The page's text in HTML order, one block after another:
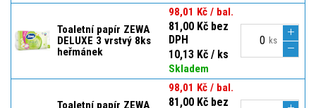
Toaletní papír ZEWA
DELUXE 3 vrstvý 8ks
heřmánek
98,01 Kč / bal.
81,00 Kč bez
DPH
10,13 Kč / ks
Skladem
ks
Toaletní papír ZEWA
98,01 Kč / bal.
81,00 Kč bez